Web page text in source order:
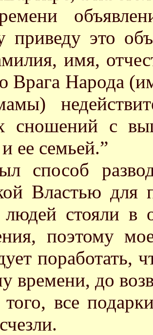
приведу это
имя,
Врага Народа
сношений с
ее семьей.”
способ
Властью для
стояли в
поэтому
поработать,
времени, до
все